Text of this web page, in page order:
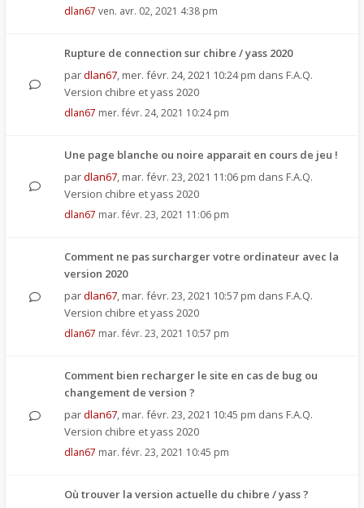
dlan67 ven. avr. 02, 2021 4:38 pm
Rupture de connection sur chibre / yass 2020
pardlan67, mer. févr. 24, 2021 10:24 pm dans F.A.Q.
Version chibre et yass 2020
dlan67 mer. févr. 24, 2021 10:24 pm
Une page blanche ou noire apparait en cours de jeu !
pardlan67, mar. févr. 23, 2021 11:06 pm dans F.A.Q.
Version chibre et yass 2020
dlan67 mar. févr. 23, 2021 11:06 pm
Comment ne pas surcharger votre ordinateur avec la
version 2020
pardlan67, mar. févr. 23, 2021 10:57 pm dans F.A.Q.
Version chibre et yass 2020
dlan67 mar. févr. 23, 2021 10:57 pm
Comment bien recharger le site en cas de bug ou
changement de version ?
pardlan67, mar. févr. 23, 2021 10:45 pm dans F.A.Q.
Version chibre et yass 2020
dlan67 mar. févr. 23, 2021 10:45 pm
Où trouver la version actuelle du chibre / yass ?